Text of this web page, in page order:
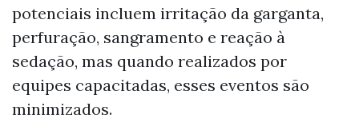
potenciais incluem irritação da garganta,
perfuração, sangramento e reação à
sedação, mas quando realizados por
equipes capacitadas, esses eventos são
minimizados.